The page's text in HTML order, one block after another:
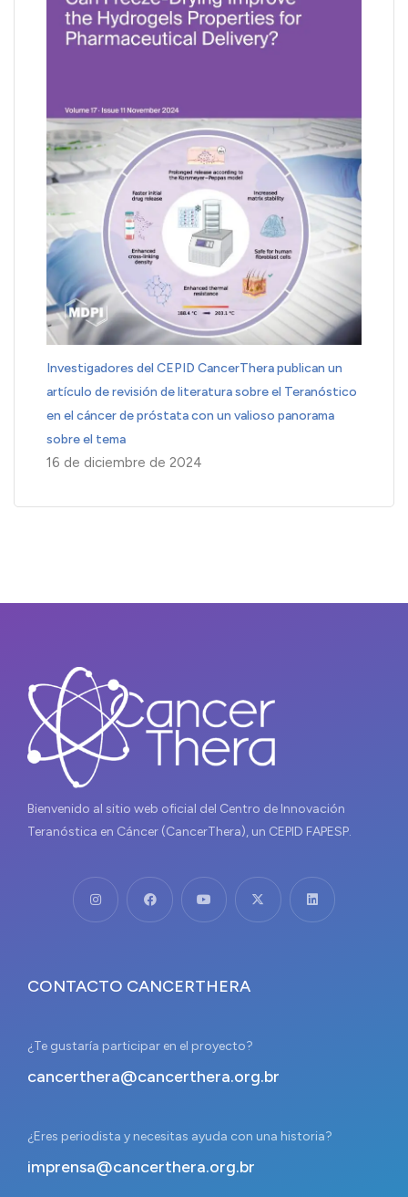
Investigadores del CEPID CancerThera publican un
artículo de revisión de literatura sobre el Teranóstico
en el cáncer de próstata con un valioso panorama
sobre el tema
16 de diciembre de 2024
Bienvenido al sitio web oficial del Centro de Innovación
Teranóstica en Cáncer (CancerThera), un CEPID FAPESP.
CONTACTO CANCERTHERA
¿Te gustaría participar en el proyecto?
cancerthera@cancerthera.org.br
¿Eres periodista y necesitas ayuda con una historia?
imprensa@cancerthera.org.br